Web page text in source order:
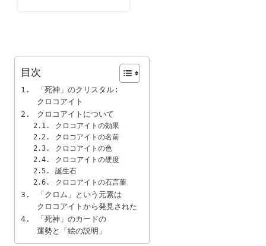
目次
「死神」のクリスタル:
クロコアイト
クロコアイトについて
クロコアイトの効果
クロコアイトの名前
クロコアイトの色
クロコアイトの硬度
誕生石
クロコアイトの石言葉
「クロム」という元素は
クロコアイトから発見された
「死神」のカードの
運勢と「絵の説明」